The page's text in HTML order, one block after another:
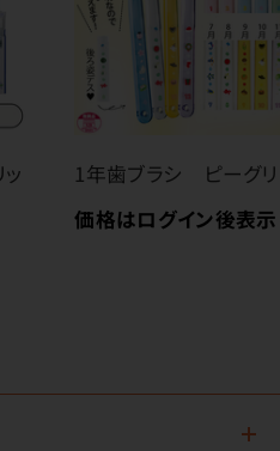
1年歯ブラシ ピーグリ
価格はログイン後表示